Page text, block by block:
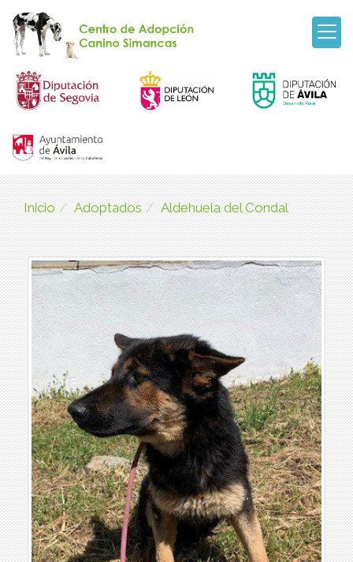
Inicio Adoptados Aldehuela del Condal